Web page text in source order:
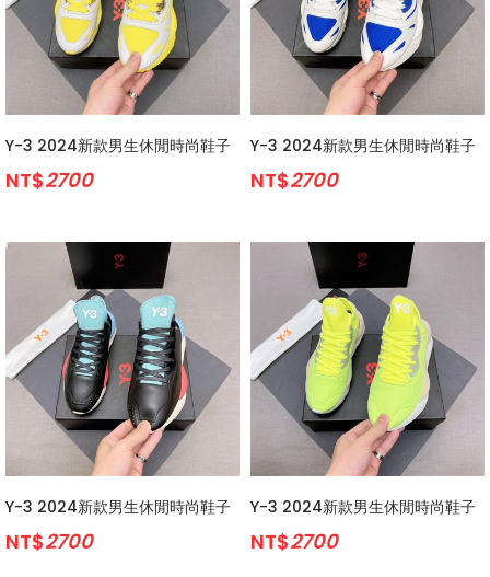
Y-3 2024新款男生休閒時尚鞋子
NT$2700
Y-3 2024新款男生休閒時尚鞋子
NT$2700
Y-3 2024新款男生休閒時尚鞋子
NT$2700
Y-3 2024新款男生休閒時尚鞋子
NT$2700